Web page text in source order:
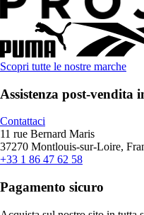
Scopri tutte le nostre marche
Assistenza post-vendita
Contattaci
11 rue Bernard Maris
37270 Montlouis-sur-Loire,
+33 1 86 47 62 58
Pagamento sicuro